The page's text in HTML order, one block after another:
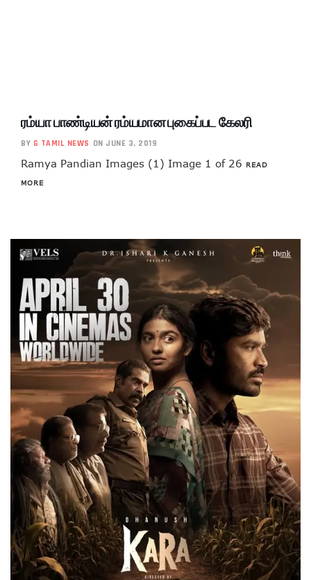
ரம்யா பாண்டியன் ரம்யமான புகைப்பட கேலரி
BY G TAMIL NEWS ON JUNE 3, 2019
Ramya Pandian Images (1) Image 1 of 26 READ
MORE